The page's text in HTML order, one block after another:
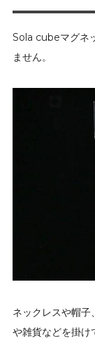
Sola cubeマグネ
ません。
ネックレスや帽子
や雑貨などを掛け